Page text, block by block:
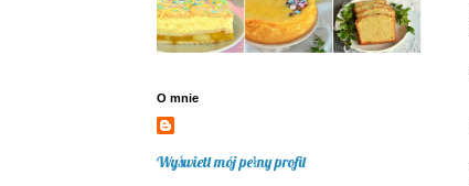
O mnie
Wyświetl mój pełny profil